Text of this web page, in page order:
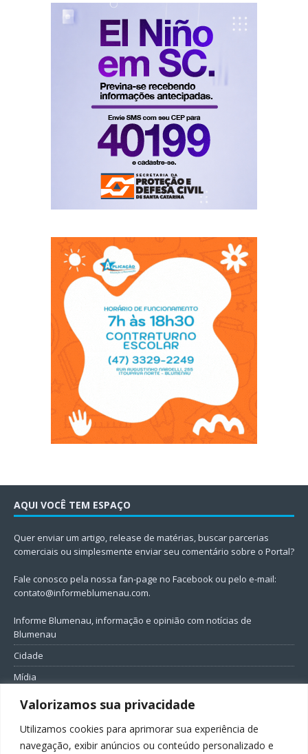
Valorizamos sua privacidade
Utilizamos cookies para aprimorar sua experiência de
navegação, exibir anúncios ou conteúdo personalizado e
AQUI VOCÊ TEM ESPAÇO
Quer enviar um artigo, release de matérias, buscar parcerias
comerciais ou simplesmente enviar seu comentário sobre o Portal?
Fale conosco pela nossa fan-page no Facebook ou pelo e-mail:
contato@informeblumenau.com.
Informe Blumenau, informação e opinião com notícias de
Blumenau
Cidade
Mídia
Entretenimento
Política